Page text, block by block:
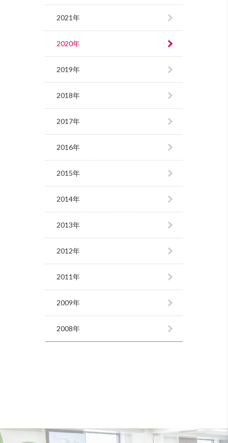
2021年
2020年
2019年
2018年
2017年
2016年
2015年
2014年
2013年
2012年
2011年
2009年
2008年